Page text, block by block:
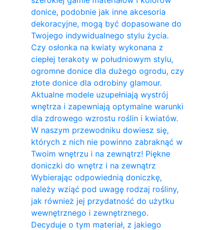
donice, podobnie jak inne akcesoria
dekoracyjne, mogą być dopasowane do
Twojego indywidualnego stylu życia.
Czy osłonka na kwiaty wykonana z
ciepłej terakoty w południowym stylu,
ogromne donice dla dużego ogrodu, czy
złote donice dla odrobiny glamour.
Aktualne modele uzupełniają wystrój
wnętrza i zapewniają optymalne warunki
dla zdrowego wzrostu roślin i kwiatów.
W naszym przewodniku dowiesz się,
których z nich nie powinno zabraknąć w
Twoim wnętrzu i na zewnątrz! Piękne
doniczki do wnętrz i na zewnątrz
Wybierając odpowiednią doniczkę,
należy wziąć pod uwagę rodzaj rośliny,
jak również jej przydatność do użytku
wewnętrznego i zewnętrznego.
Decyduje o tym materiał, z jakiego